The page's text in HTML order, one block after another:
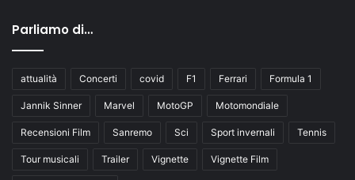
Parliamo di…
attualità Concerti covid F1 Ferrari Formula 1
Jannik Sinner Marvel MotoGP Motomondiale
Recensioni Film Sanremo Sci Sport invernali Tennis
Tour musicali Trailer Vignette Vignette Film